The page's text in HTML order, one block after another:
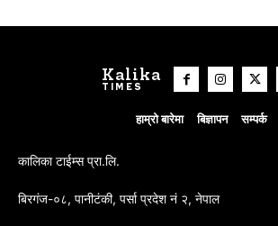
Kalika
TIMES
हाम्रो बारेमा बिज्ञापन सम्पर्क
कालिका टाईम्स प्रा.लि.
बिरगंज-०८, पानीटंकी, पर्सा प्रदेश नं २, नेपाल